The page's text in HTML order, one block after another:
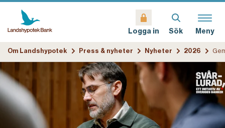
Logga in Sök Meny
Om Landshypotek Press & nyheter Nyheter 2026